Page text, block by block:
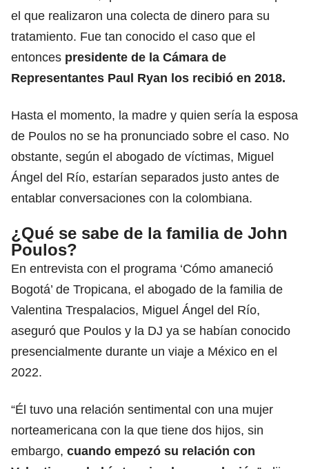
el que realizaron una colecta de dinero para su
tratamiento. Fue tan conocido el caso que el
entonces presidente de la Cámara de
Representantes Paul Ryan los recibió en 2018.
Hasta el momento, la madre y quien sería la esposa
de Poulos no se ha pronunciado sobre el caso. No
obstante, según el abogado de víctimas, Miguel
Ángel del Río, estarían separados justo antes de
entablar conversaciones con la colombiana.
¿Qué se sabe de la familia de John
Poulos?
En entrevista con el programa ‘Cómo amaneció
Bogotá’ de Tropicana, el abogado de la familia de
Valentina Trespalacios, Miguel Ángel del Río,
aseguró que Poulos y la DJ ya se habían conocido
presencialmente durante un viaje a México en el
2022.
“Él tuvo una relación sentimental con una mujer
norteamericana con la que tiene dos hijos, sin
embargo, cuando empezó su relación con